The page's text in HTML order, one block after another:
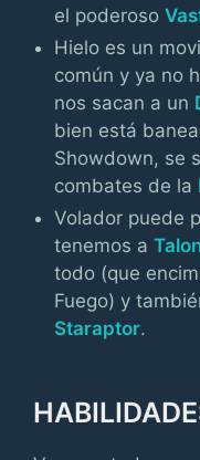
el poderoso
Hielo es un
común y ya no
nos sacan a un
bien está
Showdown, se
combates de la
Volador puede
tenemos a
todo (que
Fuego) y
Staraptor.